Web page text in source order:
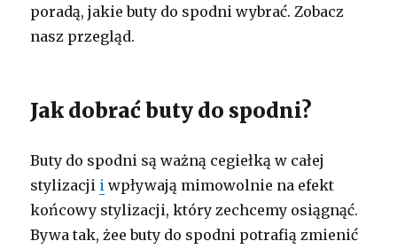
poradą, jakie buty do spodni wybrać. Zobacz
nasz przegląd.
Jak dobrać buty do spodni?
Buty do spodni są ważną cegiełką w całej
stylizacji i wpływają mimowolnie na efekt
końcowy stylizacji, który zechcemy osiągnąć.
Bywa tak, żee buty do spodni potrafią zmienić